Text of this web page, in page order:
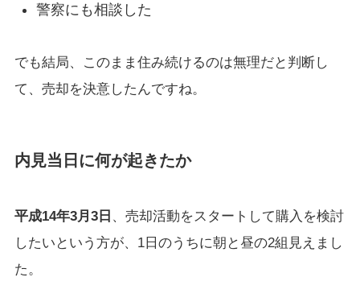
警察にも相談した
でも結局、このまま住み続けるのは無理だと判断し
て、売却を決意したんですね。
内見当日に何が起きたか
平成14年3月3日 、売却活動をスタートして購入を検討
したいという方が、1日のうちに朝と昼の2組見えまし
た。